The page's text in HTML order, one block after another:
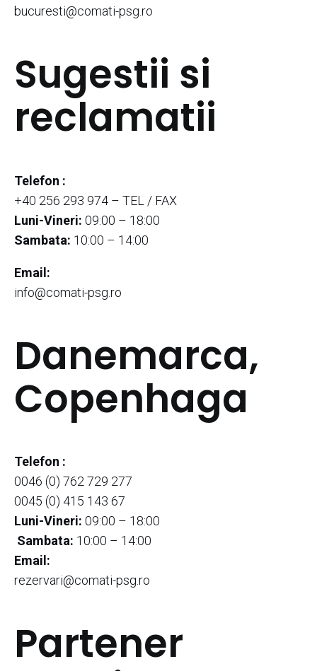
bucuresti@comati-psg.ro
Sugestii si
reclamatii
Telefon :
+40 256 293 974 – TEL / FAX
Luni-Vineri: 09:00 – 18:00
Sambata: 10:00 – 14:00
Email:
info@comati-psg.ro
Danemarca,
Copenhaga
Telefon :
0046 (0) 762 729 277
0045 (0) 415 143 67
Luni-Vineri: 09:00 – 18:00
Sambata: 10:00 – 14:00
Email:
rezervari@comati-psg.ro
Partener